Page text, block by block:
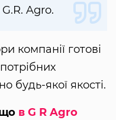
Agro.
компанії готові
будь-якої якості.
в G R Agro